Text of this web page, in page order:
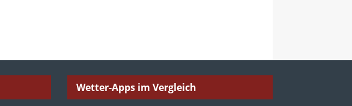
Wetter-Apps im Vergleich